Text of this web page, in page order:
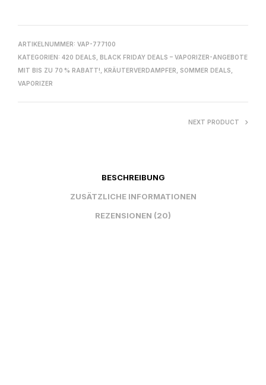
ARTIKELNUMMER: VAP-777100
KATEGORIEN: 420 DEALS, BLACK FRIDAY DEALS – VAPORIZER-ANGEBOTE
MIT BIS ZU 70 % RABATT!, KRÄUTERVERDAMPFER, SOMMER DEALS,
VAPORIZER
NEXT PRODUCT
BESCHREIBUNG
ZUSÄTZLICHE INFORMATIONEN
REZENSIONEN (20)